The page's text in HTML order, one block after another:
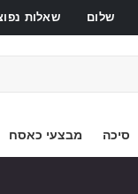
שלום שאלות
סיכה מבצעי כאסח